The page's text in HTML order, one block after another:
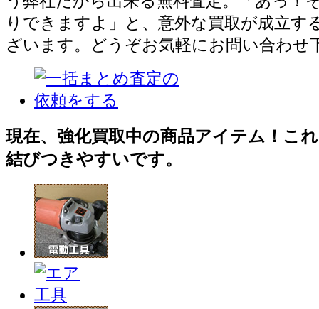
りできますよ」と、意外な買取が成立す
ざいます。どうぞお気軽にお問い合わせ
現在、強化買取中の商品アイテム！こ
結びつきやすいです。